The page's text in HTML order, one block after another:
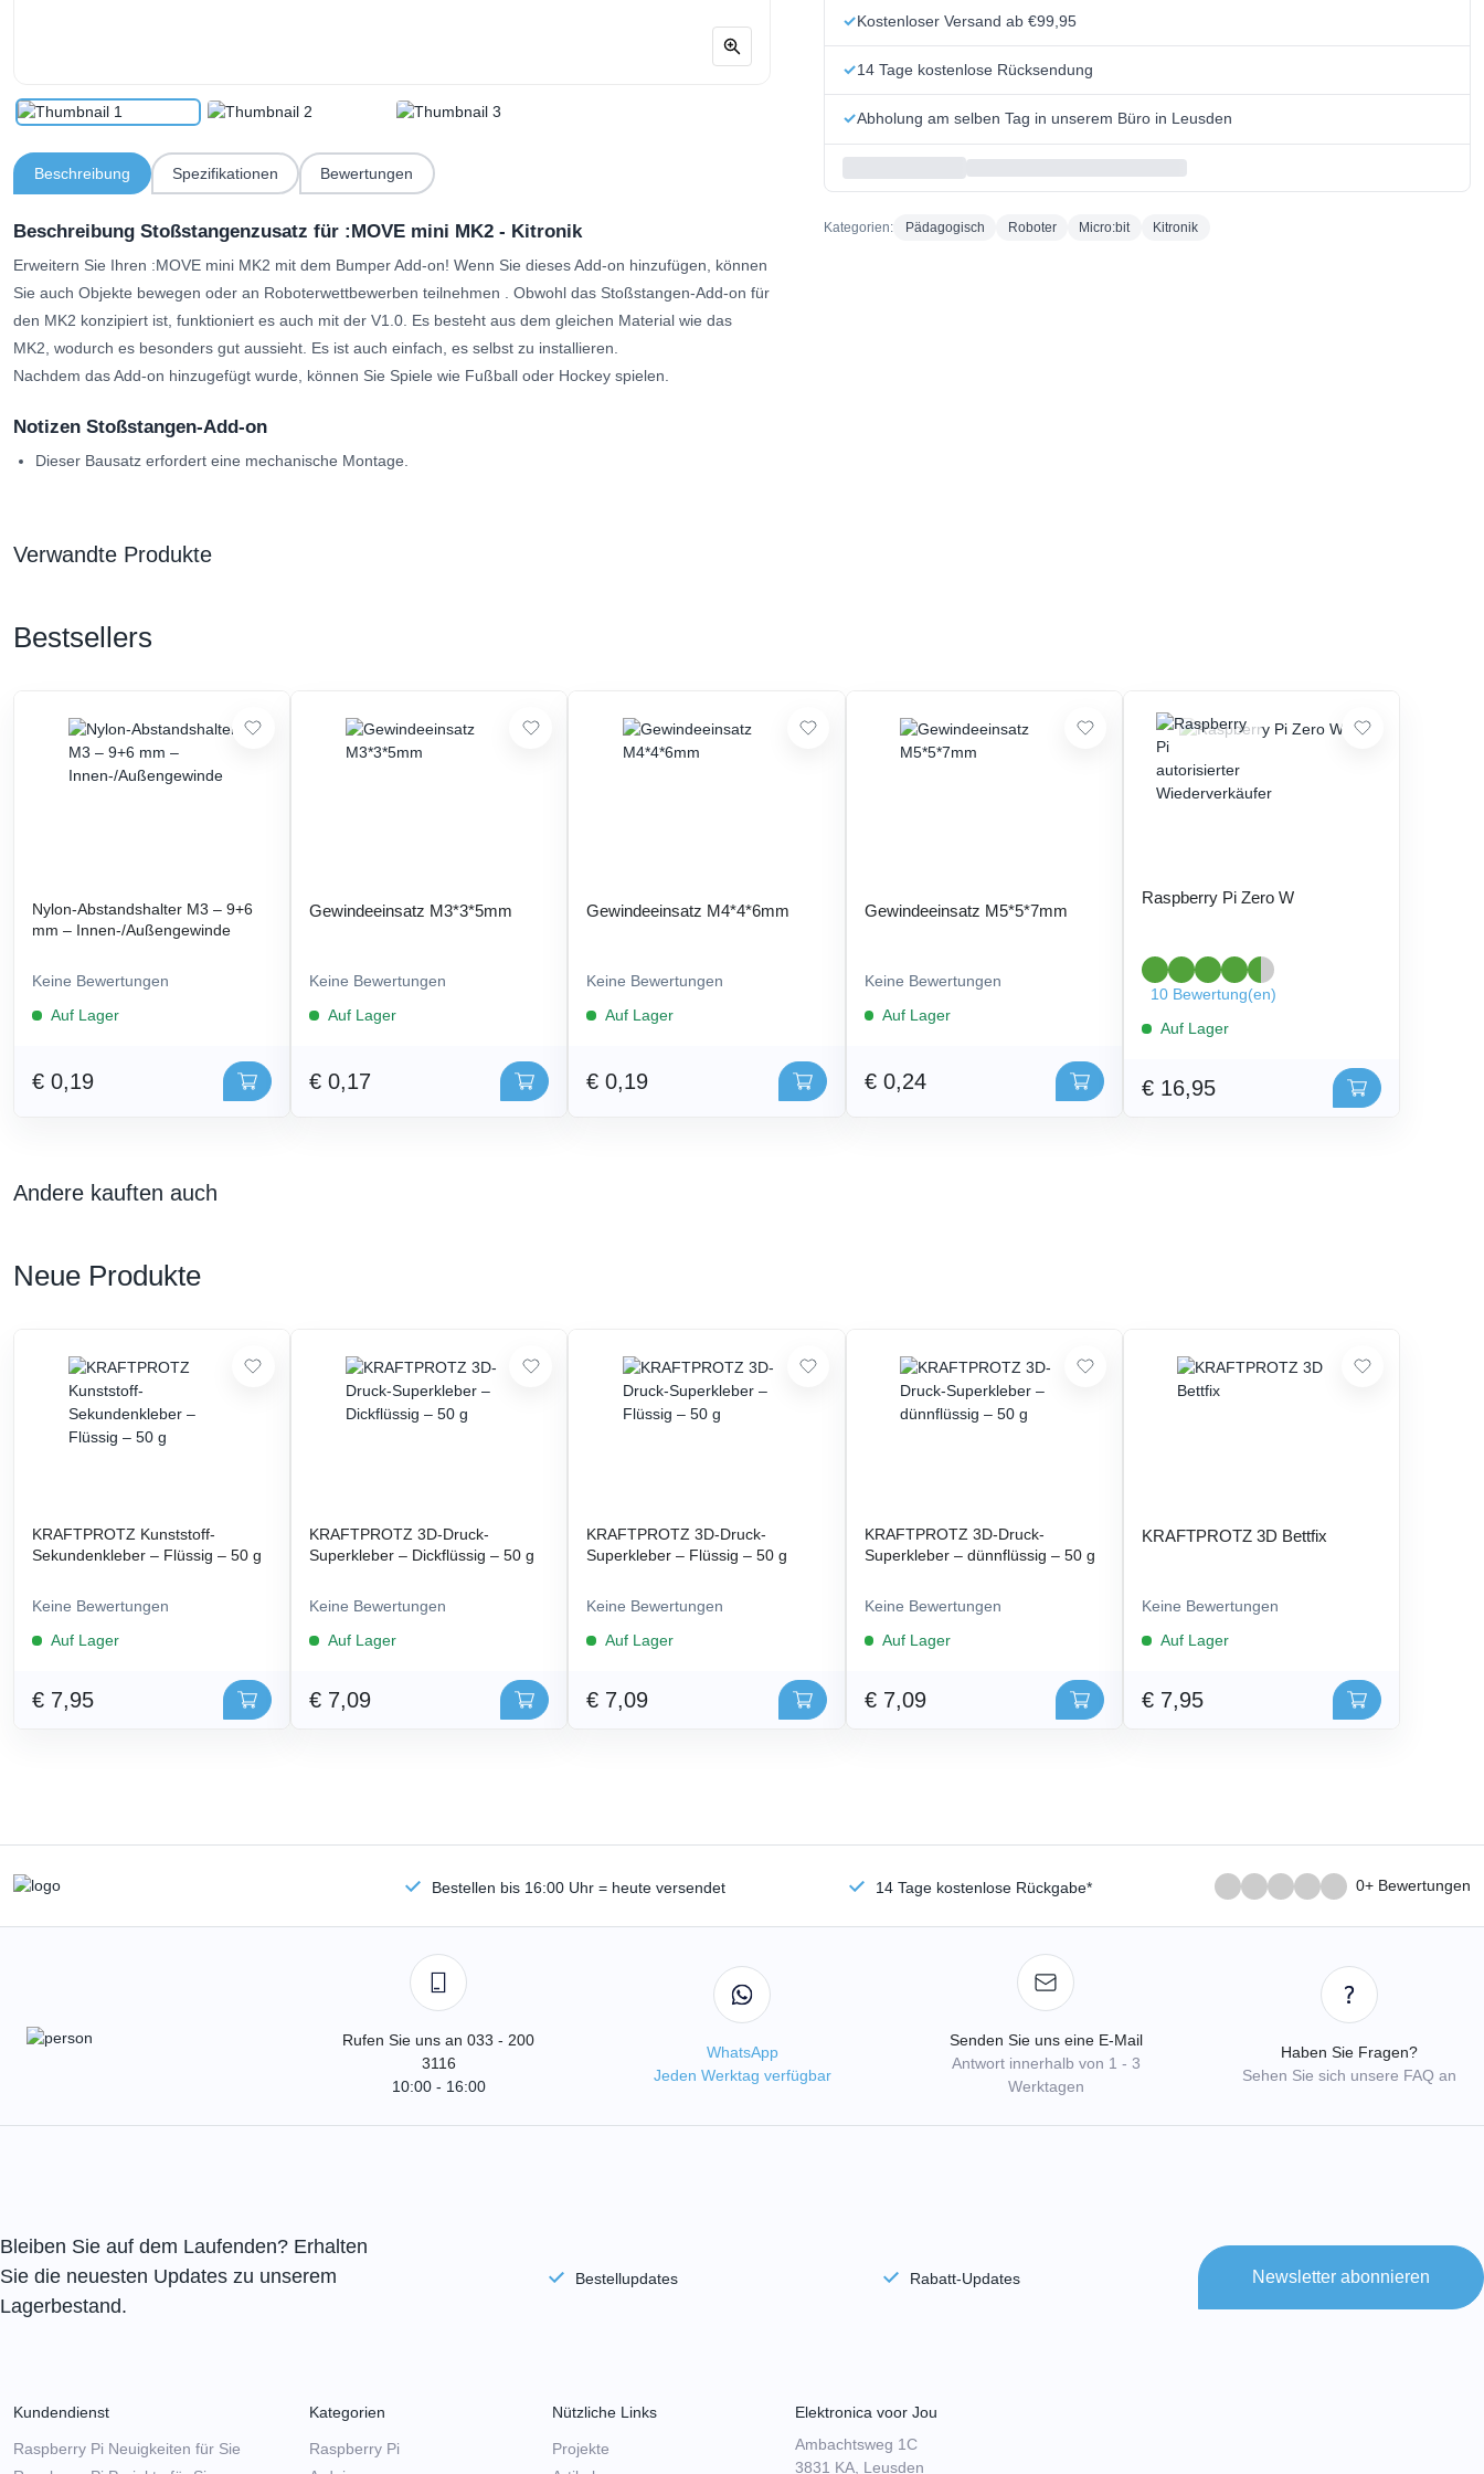
Beschreibung Spezifikationen Bewertungen
Beschreibung Stoßstangenzusatz für :MOVE mini MK2 - Kitronik
Erweitern Sie Ihren :MOVE mini MK2 mit dem Bumper Add-on! Wenn Sie dieses Add-on hinzufügen, können
Sie auch Objekte bewegen oder an Roboterwettbewerben teilnehmen . Obwohl das Stoßstangen-Add-on für
den MK2 konzipiert ist, funktioniert es auch mit der V1.0. Es besteht aus dem gleichen Material wie das
MK2, wodurch es besonders gut aussieht. Es ist auch einfach, es selbst zu installieren.
Nachdem das Add-on hinzugefügt wurde, können Sie Spiele wie Fußball oder Hockey spielen.
Notizen Stoßstangen-Add-on
Dieser Bausatz erfordert eine mechanische Montage.
Kostenloser Versand ab €99,95
14 Tage kostenlose Rücksendung
Abholung am selben Tag in unserem Büro in Leusden
Kategorien: Pädagogisch Roboter Micro:bit Kitronik
Verwandte Produkte
Bestsellers
Nylon-Abstandshalter M3 – 9+6
mm – Innen-/Außengewinde
Keine Bewertungen
Auf Lager
€ 0,19
Gewindeeinsatz M3*3*5mm
Keine Bewertungen
Auf Lager
€ 0,17
Gewindeeinsatz M4*4*6mm
Keine Bewertungen
Auf Lager
€ 0,19
Gewindeeinsatz M5*5*7mm
Keine Bewertungen
Auf Lager
€ 0,24
Raspberry Pi Zero W
10 Bewertung(en)
Auf Lager
€ 16,95
Andere kauften auch
Neue Produkte
KRAFTPROTZ Kunststoff-
Sekundenkleber – Flüssig – 50 g
Keine Bewertungen
Auf Lager
€ 7,95
KRAFTPROTZ 3D-Druck-
Superkleber – Dickflüssig – 50 g
Keine Bewertungen
Auf Lager
€ 7,09
KRAFTPROTZ 3D-Druck-
Superkleber – Flüssig – 50 g
Keine Bewertungen
Auf Lager
€ 7,09
KRAFTPROTZ 3D-Druck-
Superkleber – dünnflüssig – 50 g
Keine Bewertungen
Auf Lager
€ 7,09
KRAFTPROTZ 3D Bettfix
Keine Bewertungen
Auf Lager
€ 7,95
Bestellen bis 16:00 Uhr = heute versendet 14 Tage kostenlose Rückgabe* 0+ Bewertungen
Rufen Sie uns an 033 - 200
3116
10:00 - 16:00
WhatsApp
Jeden Werktag verfügbar
Senden Sie uns eine E-Mail
Antwort innerhalb von 1 - 3
Werktagen
Haben Sie Fragen?
Sehen Sie sich unsere FAQ an
Bleiben Sie auf dem Laufenden? Erhalten
Sie die neuesten Updates zu unserem
Lagerbestand.
Bestellupdates Rabatt-Updates Newsletter abonnieren
Kundendienst
Raspberry Pi Neuigkeiten für Sie
Kategorien
Raspberry Pi
Nützliche Links
Projekte
Elektronica voor Jou
Ambachtsweg 1C
3831 KA, Leusden